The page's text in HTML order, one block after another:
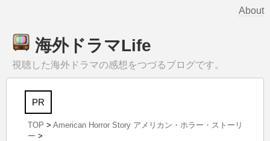
About
海外ドラマLife
視聴した海外ドラマの感想をつづるブログです。
PR
TOP > American Horror Story アメリカン・ホラー・ストーリ
ー >